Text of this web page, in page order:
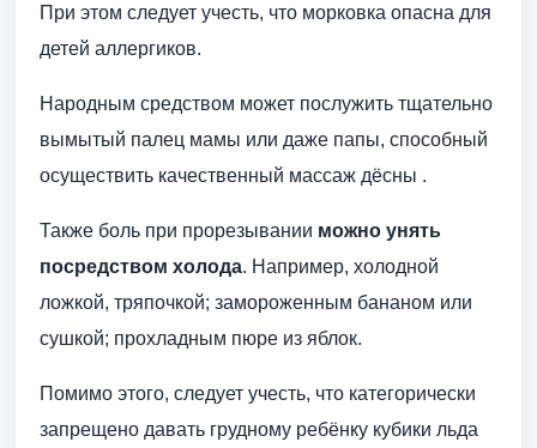
При этом следует учесть, что морковка опасна для
детей аллергиков.
Народным средством может послужить тщательно
вымытый палец мамы или даже папы, способный
осуществить качественный массаж дёсны .
Также боль при прорезывании можно унять
посредством холода. Например, холодной
ложкой, тряпочкой; замороженным бананом или
сушкой; прохладным пюре из яблок.
Помимо этого, следует учесть, что категорически
запрещено давать грудному ребёнку кубики льда